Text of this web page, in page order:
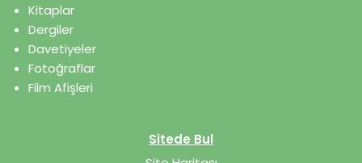
Kitaplar
Dergiler
Davetiyeler
Fotoğraflar
Film Afişleri
Sitede Bul